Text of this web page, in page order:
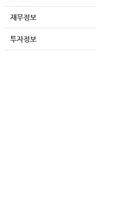
재무정보
투자정보